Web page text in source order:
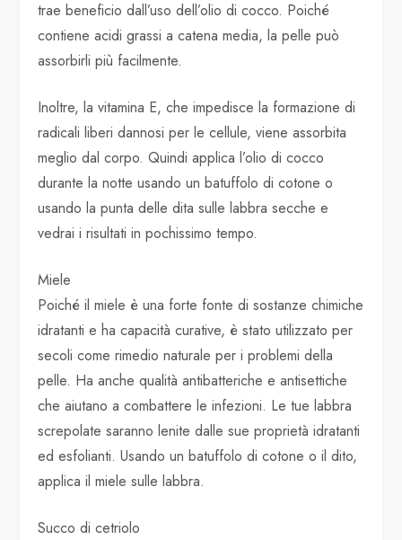
trae beneficio dall’uso dell’olio di cocco. Poiché
contiene acidi grassi a catena media, la pelle può
assorbirli più facilmente.
Inoltre, la vitamina E, che impedisce la formazione di
radicali liberi dannosi per le cellule, viene assorbita
meglio dal corpo. Quindi applica l’olio di cocco
durante la notte usando un batuffolo di cotone o
usando la punta delle dita sulle labbra secche e
vedrai i risultati in pochissimo tempo.
Miele
Poiché il miele è una forte fonte di sostanze chimiche
idratanti e ha capacità curative, è stato utilizzato per
secoli come rimedio naturale per i problemi della
pelle. Ha anche qualità antibatteriche e antisettiche
che aiutano a combattere le infezioni. Le tue labbra
screpolate saranno lenite dalle sue proprietà idratanti
ed esfolianti. Usando un batuffolo di cotone o il dito,
applica il miele sulle labbra.
Succo di cetriolo